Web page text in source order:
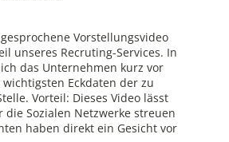
Vorstellungsvideo
unseres Recruting-Services. In
das Unternehmen kurz vor
Eckdaten der zu
Vorteil: Dieses Video lässt
die Sozialen Netzwerke streuen
haben direkt ein Gesicht vor